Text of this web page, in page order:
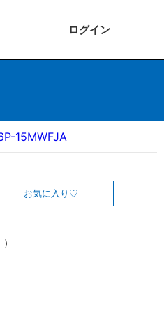
ログイン
15MWFJA
お気に入り